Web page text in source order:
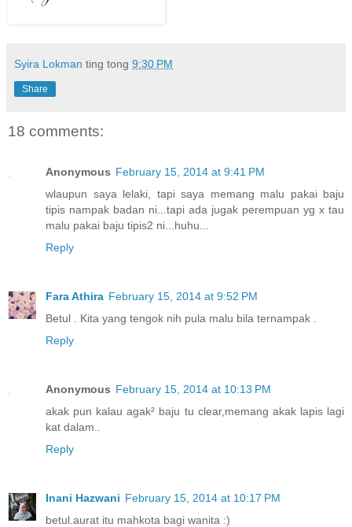
Syira Lokman ting tong 9:30 PM
Share
18 comments:
Anonymous February 15, 2014 at 9:41 PM
wlaupun saya lelaki, tapi saya memang malu pakai baju
tipis nampak badan ni...tapi ada jugak perempuan yg x tau
malu pakai baju tipis2 ni...huhu...
Reply
Fara Athira February 15, 2014 at 9:52 PM
Betul . Kita yang tengok nih pula malu bila ternampak .
Reply
Anonymous February 15, 2014 at 10:13 PM
akak pun kalau agak² baju tu clear,memang akak lapis lagi
kat dalam..
Reply
Inani Hazwani February 15, 2014 at 10:17 PM
betul.aurat itu mahkota bagi wanita :)